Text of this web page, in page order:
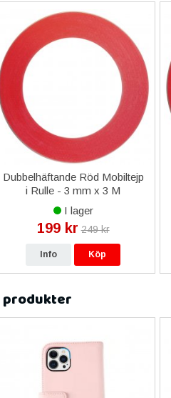
Dubbelhäftande Röd Mobiltejp
i Rulle - 3 mm x 3 M
I lager
199 kr 249 kr
Info Köp
produkter